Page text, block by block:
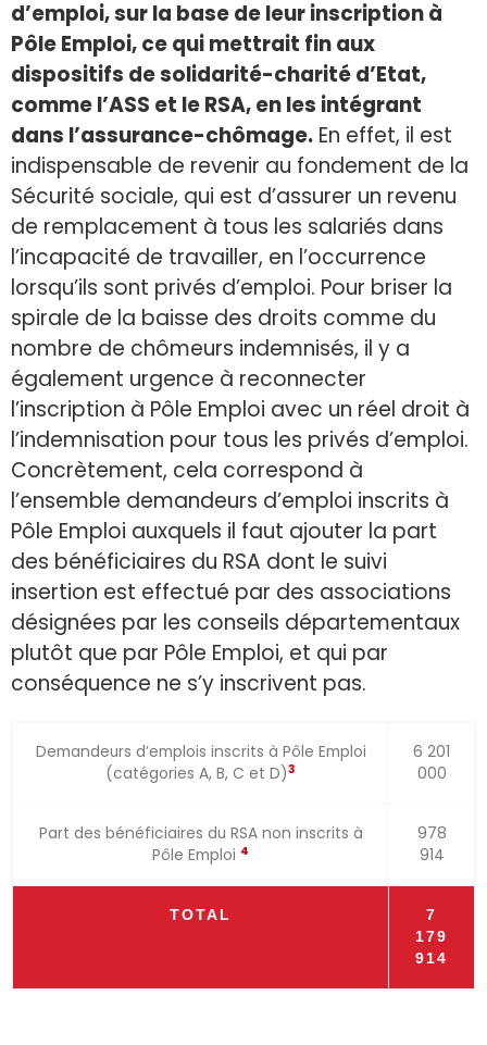
d’emploi, sur la base de leur inscription à
Pôle Emploi, ce qui mettrait fin aux
dispositifs de solidarité-charité d’Etat,
comme l’ASS et le RSA, en les intégrant
dans l’assurance-chômage. En effet, il est
indispensable de revenir au fondement de la
Sécurité sociale, qui est d’assurer un revenu
de remplacement à tous les salariés dans
l’incapacité de travailler, en l’occurrence
lorsqu’ils sont privés d’emploi. Pour briser la
spirale de la baisse des droits comme du
nombre de chômeurs indemnisés, il y a
également urgence à reconnecter
l’inscription à Pôle Emploi avec un réel droit à
l’indemnisation pour tous les privés d’emploi.
Concrètement, cela correspond à
l’ensemble demandeurs d’emploi inscrits à
Pôle Emploi auxquels il faut ajouter la part
des bénéficiaires du RSA dont le suivi
insertion est effectué par des associations
désignées par les conseils départementaux
plutôt que par Pôle Emploi, et qui par
conséquence ne s’y inscrivent pas.
Demandeurs d’emplois inscrits à Pôle Emploi
(catégories A, B, C et D)3
6 201
000
Part des bénéficiaires du RSA non inscrits à
Pôle Emploi 4
978
914
TOTAL
7
179
914